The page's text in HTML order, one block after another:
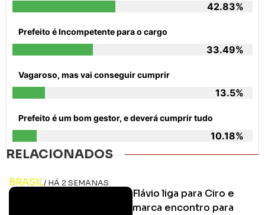
42.83%
Prefeito é Incompetente para o cargo
33.49%
Vagaroso, mas vai conseguir cumprir
13.5%
Prefeito é um bom gestor, e deverá cumprir tudo
10.18%
RELACIONADOS
BRASIL/ HÁ 2 SEMANAS
Flávio liga para Ciro e
marca encontro para